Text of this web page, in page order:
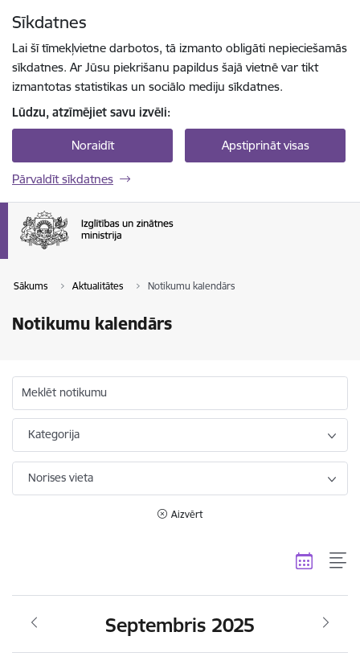
Sīkdatnes
Lai šī tīmekļvietne darbotos, tā izmanto obligāti nepieciešamās
sīkdatnes. Ar Jūsu piekrišanu papildus šajā vietnē var tikt
izmantotas statistikas un sociālo mediju sīkdatnes.
Lūdzu, atzīmējiet savu izvēli:
Noraidīt Apstiprināt visas
Pārvaldīt sīkdatnes
Sākums Aktualitātes Notikumu kalendārs
Notikumu kalendārs
Meklēt notikumu
Kategorija
Norises vieta
Aizvērt
Septembris 2025